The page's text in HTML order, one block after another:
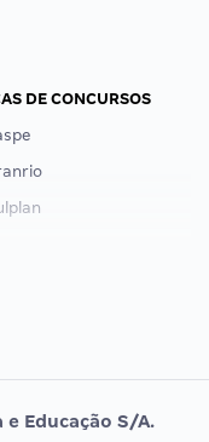
DE CONCURSOS
Educação S/A.